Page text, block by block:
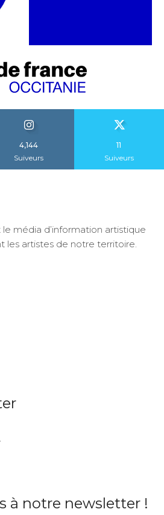
4,144
Suiveurs
11
Suiveurs
média d’information artistique
les artistes de notre territoire.
à notre newsletter !